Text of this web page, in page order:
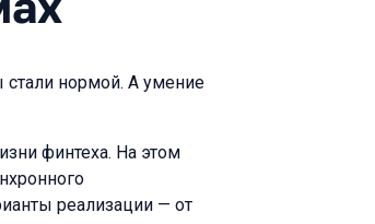
нормой. А умение
финтеха. На этом
реализации — от